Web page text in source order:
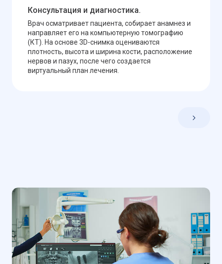
Консультация и диагностика.
Врач осматривает пациента, собирает анамнез и
направляет его на компьютерную томографию
(КТ). На основе 3D-снимка оцениваются
плотность, высота и ширина кости, расположение
нервов и пазух, после чего создается
виртуальный план лечения.